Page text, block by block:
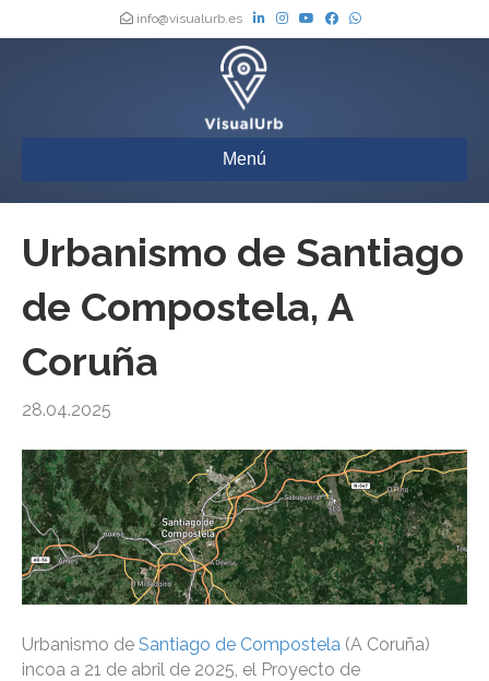
info@visualurb.es
Menú
Urbanismo de Santiago
de Compostela, A
Coruña
28.04.2025
Urbanismo de Santiago de Compostela (A Coruña)
incoa a 21 de abril de 2025, el Proyecto de